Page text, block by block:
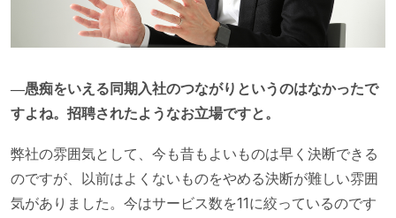
―愚痴をいえる同期入社のつながりというのはなかったで
すよね。招聘されたようなお立場ですと。
弊社の雰囲気として、今も昔もよいものは早く決断できる
のですが、以前はよくないものをやめる決断が難しい雰囲
気がありました。今はサービス数を11に絞っているのです